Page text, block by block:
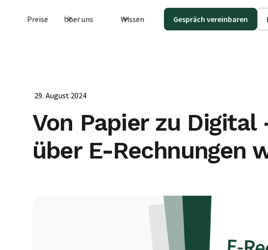
Preise Über uns Wissen Gespräch vereinbaren
29. August 2024
Von Papier zu Digital
über E-Rechnungen